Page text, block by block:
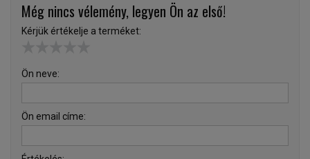
Még nincs vélemény, legyen Ön az első!
Kérjük értékelje a terméket:
Ön neve:
Ön email címe: